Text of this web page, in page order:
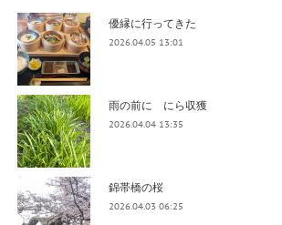
優縁に行ってきた
2026.04.05 13:01
雨の前に にら収獲
2026.04.04 13:35
錦帯橋の桜
2026.04.03 06:25